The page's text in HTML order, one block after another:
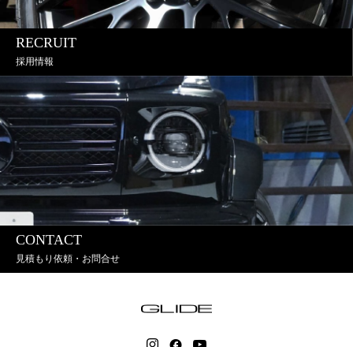
RECRUIT
採用情報
CONTACT
見積もり依頼・お問合せ